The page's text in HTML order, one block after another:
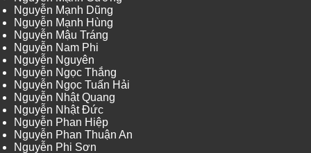
Nguyễn Mạnh Dũng
Nguyễn Mạnh Hùng
Nguyễn Mậu Tráng
Nguyễn Nam Phi
Nguyễn Nguyên
Nguyễn Ngọc Thắng
Nguyễn Ngọc Tuấn Hải
Nguyễn Nhật Quang
Nguyễn Nhật Đức
Nguyễn Phan Hiệp
Nguyễn Phan Thuận An
Nguyễn Phi Sơn